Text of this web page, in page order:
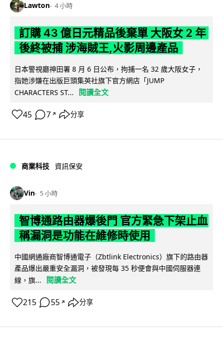
Lawton 4 小時
訂購 43 億日元精品後棄單 大阪女 2 年
後終被捕 涉海賊王,火影周邊產品
日本警視廳神田署 8 月 6 日公布，拘捕一名 32 歲大阪女子，
指她涉嫌在出版巨頭集英社旗下官方網店「JUMP
CHARACTERS ST...
閱讀全文
45 7 ↗ 分享
商業科技 資訊保安
Vin 5 小時
智博通路由器爆後門 官方緊急下架止血
稱漏洞是功能在維修時使用
中國網通廠商智博通電子（Zbtlink Electronics）旗下的路由器
產品爆出嚴重安全漏洞，被發現每 35 秒便會與中國伺服器連
線，旗...
閱讀全文
215 55 ↗ 分享